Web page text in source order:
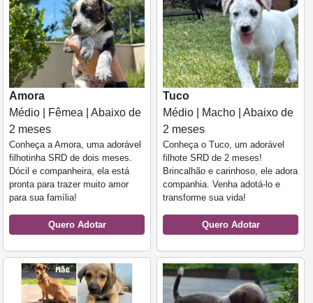
Amora
Médio | Fêmea | Abaixo de
2 meses
Conheça a Amora, uma adorável
filhotinha SRD de dois meses.
Dócil e companheira, ela está
pronta para trazer muito amor
para sua família!
Quero Adotar
Tuco
Médio | Macho | Abaixo de
2 meses
Conheça o Tuco, um adorável
filhote SRD de 2 meses!
Brincalhão e carinhoso, ele adora
companhia. Venha adotá-lo e
transforme sua vida!
Quero Adotar